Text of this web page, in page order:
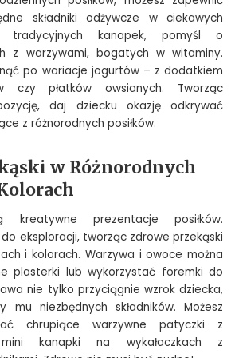
składniki odżywcze w ciekawych
tradycyjnych kanapek, pomyśl o
z warzywami, bogatych w witaminy.
po wariacje jogurtów – z dodatkiem
czy płatków owsianych. Tworząc
daj dziecku okazję odkrywać
z różnorodnych posiłków.
w Różnorodnych
kreatywne prezentacje posiłków.
eksploracji, tworząc zdrowe przekąski
i kolorach. Warzywa i owoce można
plasterki lub wykorzystać foremki do
nie tylko przyciągnie wzrok dziecka,
niezbędnych składników. Możesz
chrupiące warzywne patyczki z
kanapki na wykałaczkach z